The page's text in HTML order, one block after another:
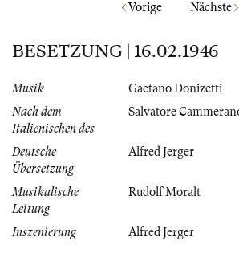
Vorige Nächste
BESETZUNG | 16.02.1946
Musik
Gaetano Donizetti
Nach dem
Italienischen des
Salvatore
Deutsche
Übersetzung
Alfred Jerger
Musikalische
Leitung
Rudolf Moralt
Inszenierung Alfred Jerger